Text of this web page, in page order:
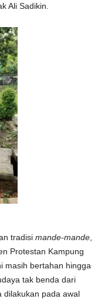
Ali Sadikin.
tradisi mande-mande
Protestan Kampung
masih bertahan hingga
tak benda dari
dilakukan pada awal